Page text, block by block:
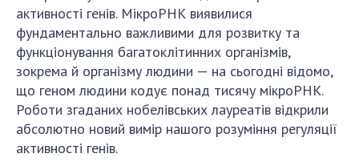
Засідання Президії НАН України
Сесії Загальних зборів НАН України
Річні звіти НАН України
Річні фінансові звіти НАН України
Наукові публікації та видавнича діяльність
Охорона прав інтелектуальної власності та
активності генів. МікроРНК виявилися
фундаментально важливими для розвитку та
функціонування багатоклітинних організмів,
зокрема й організму людини — на сьогодні відомо,
що геном людини кодує понад тисячу мікроРНК.
Роботи згаданих нобелівських лауреатів відкрили
абсолютно новий вимір нашого розуміння регуляції
активності генів.